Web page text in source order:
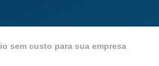
sem custo para sua empresa